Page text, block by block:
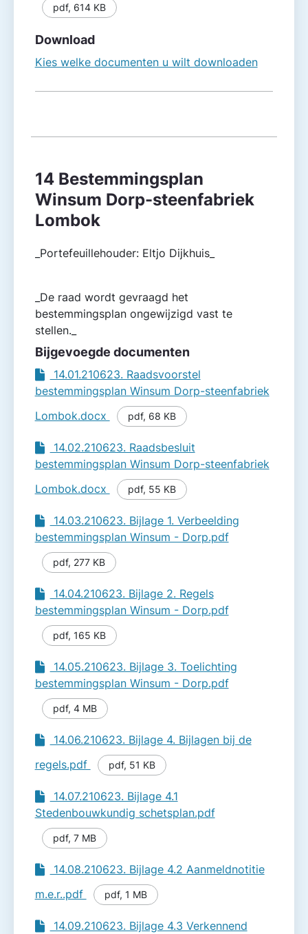
pdf, 614 KB
Download
Kies welke documenten u wilt downloaden
14 Bestemmingsplan
Winsum Dorp-steenfabriek
Lombok
_Portefeuillehouder: Eltjo Dijkhuis_
_De raad wordt gevraagd het
bestemmingsplan ongewijzigd vast te
stellen._
Bijgevoegde documenten
14.01.210623. Raadsvoorstel
bestemmingsplan Winsum Dorp-steenfabriek
Lombok.docx
pdf, 68 KB
14.02.210623. Raadsbesluit
bestemmingsplan Winsum Dorp-steenfabriek
Lombok.docx
pdf, 55 KB
14.03.210623. Bijlage 1. Verbeelding
bestemmingsplan Winsum - Dorp.pdf
pdf, 277 KB
14.04.210623. Bijlage 2. Regels
bestemmingsplan Winsum - Dorp.pdf
pdf, 165 KB
14.05.210623. Bijlage 3. Toelichting
bestemmingsplan Winsum - Dorp.pdf
pdf, 4 MB
14.06.210623. Bijlage 4. Bijlagen bij de
regels.pdf
pdf, 51 KB
14.07.210623. Bijlage 4.1
Stedenbouwkundig schetsplan.pdf
pdf, 7 MB
14.08.210623. Bijlage 4.2 Aanmeldnotitie
m.e.r..pdf
pdf, 1 MB
14.09.210623. Bijlage 4.3 Verkennend